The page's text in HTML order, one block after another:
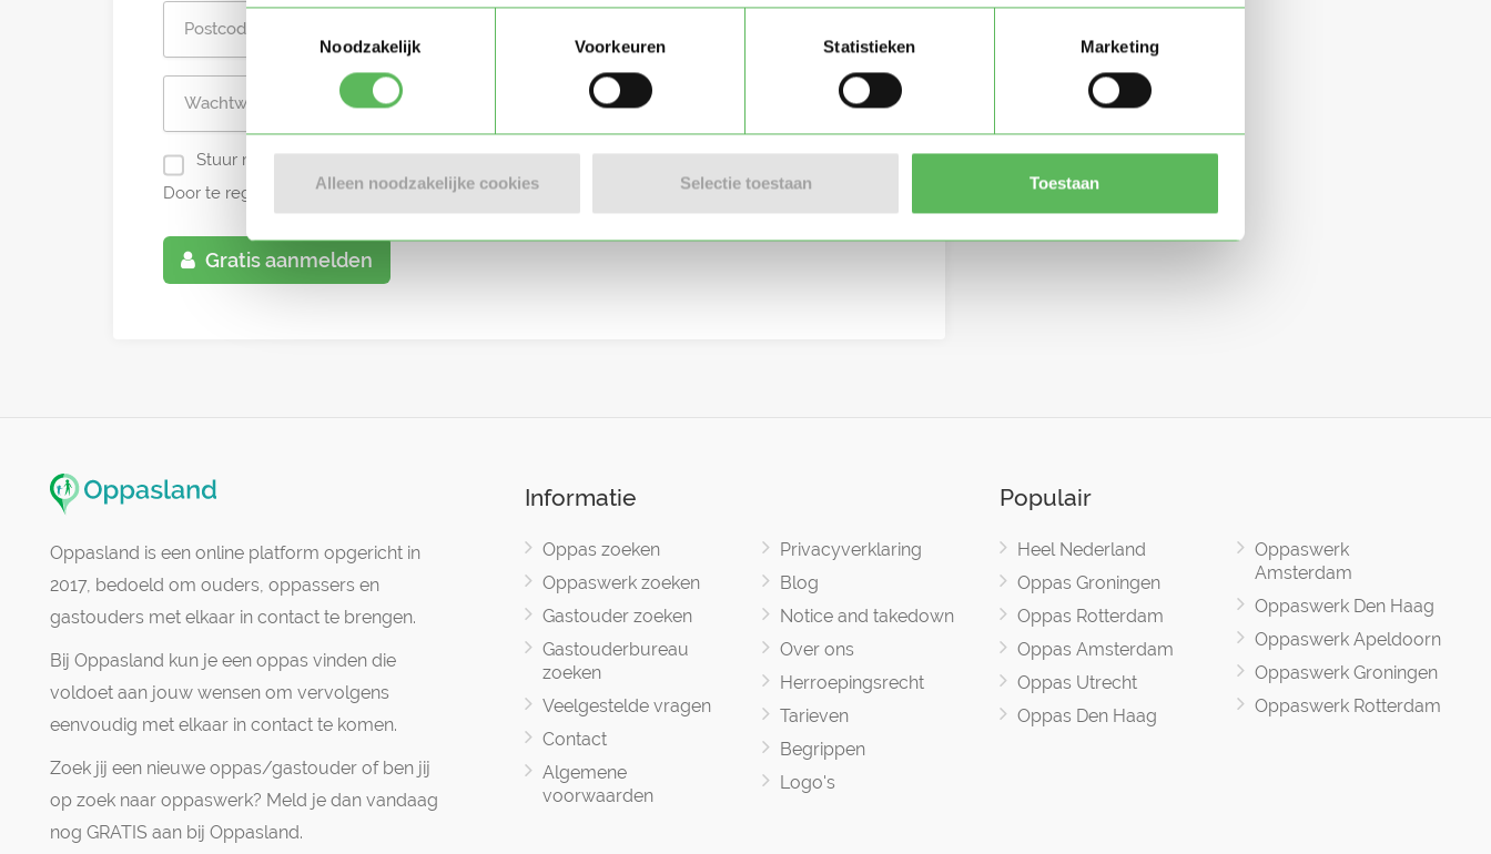
Toestemmingsselectie
Noodzakelijk
Voorkeuren Statistieken Marketing
Alleen noodzakelijke cookies Selectie toestaan Toestaan
Stuur mij nieuwe profielen in mijn omgeving per e-mail
Door te registreren ga je akkoord met de Algemene voorwaarden van Oppasland.
Gratis aanmelden
Oppasland is een online platform opgericht in
2017, bedoeld om ouders, oppassers en
gastouders met elkaar in contact te brengen.
Bij Oppasland kun je een oppas vinden die
voldoet aan jouw wensen om vervolgens
eenvoudig met elkaar in contact te komen.
Zoek jij een nieuwe oppas/gastouder of ben jij
op zoek naar oppaswerk? Meld je dan vandaag
nog GRATIS aan bij Oppasland.
Informatie
Oppas zoeken
Oppaswerk zoeken
Gastouder zoeken
Gastouderbureau
zoeken
Veelgestelde vragen
Contact
Algemene
voorwaarden
Privacyverklaring
Blog
Notice and takedown
Over ons
Herroepingsrecht
Tarieven
Begrippen
Logo's
Populair
Heel Nederland
Oppas Groningen
Oppas Rotterdam
Oppas Amsterdam
Oppas Utrecht
Oppas Den Haag
Oppaswerk
Amsterdam
Oppaswerk Den Haag
Oppaswerk Apeldoorn
Oppaswerk Groningen
Oppaswerk Rotterdam